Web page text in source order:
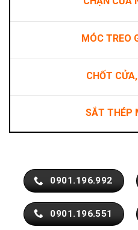
MÓC TREO
CHỐT
SẮT THÉP
0901.196.992
0901.196.551